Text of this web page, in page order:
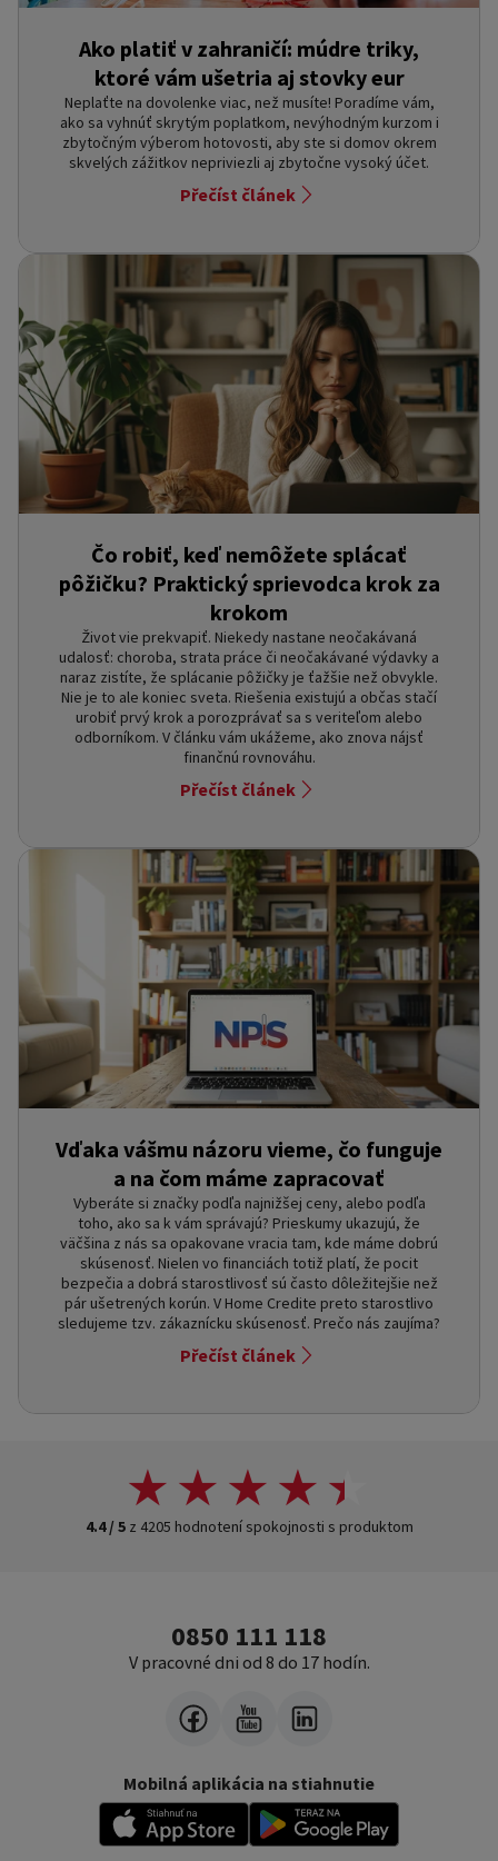
Ako platiť v zahraničí: múdre triky,
ktoré vám ušetria aj stovky eur
Neplaťte na dovolenke viac, než musíte! Poradíme vám,
ako sa vyhnúť skrytým poplatkom, nevýhodným kurzom i
zbytočným výberom hotovosti, aby ste si domov okrem
skvelých zážitkov nepriviezli aj zbytočne vysoký účet.
Přečíst článek
Čo robiť, keď nemôžete splácať
pôžičku? Praktický sprievodca krok za
krokom
Život vie prekvapiť. Niekedy nastane neočakávaná
udalosť: choroba, strata práce či neočakávané výdavky a
naraz zistíte, že splácanie pôžičky je ťažšie než obvykle.
Nie je to ale koniec sveta. Riešenia existujú a občas stačí
urobiť prvý krok a porozprávať sa s veriteľom alebo
odborníkom. V článku vám ukážeme, ako znova nájsť
finančnú rovnováhu.
Přečíst článek
Vďaka vášmu názoru vieme, čo funguje
a na čom máme zapracovať
Vyberáte si značky podľa najnižšej ceny, alebo podľa
toho, ako sa k vám správajú? Prieskumy ukazujú, že
väčšina z nás sa opakovane vracia tam, kde máme dobrú
skúsenosť. Nielen vo financiách totiž platí, že pocit
bezpečia a dobrá starostlivosť sú často dôležitejšie než
pár ušetrených korún. V Home Credite preto starostlivo
sledujeme tzv. zákaznícku skúsenosť. Prečo nás zaujíma?
Přečíst článek
4.4 / 5z 4205 hodnotení spokojnosti s produktom
0850 111 118
V pracovné dni od 8 do 17 hodín.
Mobilná aplikácia na stiahnutie